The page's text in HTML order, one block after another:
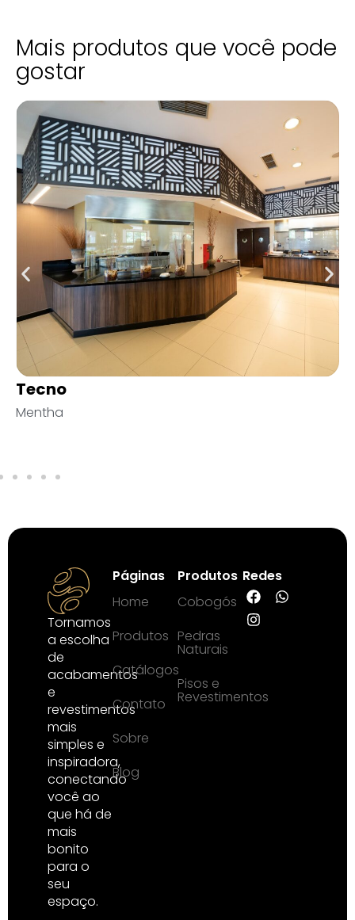
Mais produtos que você pode
gostar
Travertino French Pattern Anticato
Tradicional
Tornamos
a escolha
de
acabamentos
e
revestimentos
mais
simples e
inspiradora,
conectando
você ao
que há de
mais
bonito
para o
seu
espaço.
Páginas
Home
Produtos
Catálogos
Contato
Sobre
Blog
Produtos
Cobogós
Pedras
Naturais
Pisos e
Revestimentos
Redes